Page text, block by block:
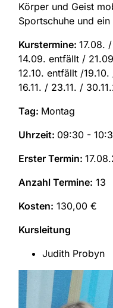
Körper und Geist
Sportschuhe und
Kurstermine: 17.08.
14.09. entfällt /
12.10. entfällt /
16.11. / 23.11. /
Tag: Montag
Uhrzeit: 09:30 -
Erster Termin:
Anzahl Termine: 13
Kosten: 130,00 €
Kursleitung
Judith Probyn